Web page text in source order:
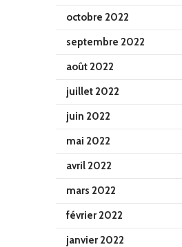
octobre 2022
septembre 2022
août 2022
juillet 2022
juin 2022
mai 2022
avril 2022
mars 2022
février 2022
janvier 2022